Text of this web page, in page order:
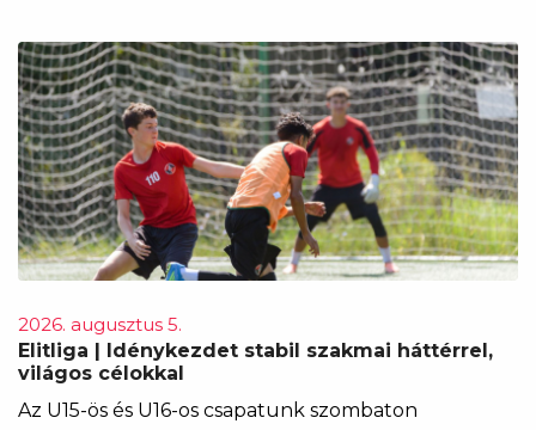
2026. augusztus 5.
Elitliga | Idénykezdet stabil szakmai háttérrel,
világos célokkal
Az U15-ös és U16-os csapatunk szombaton